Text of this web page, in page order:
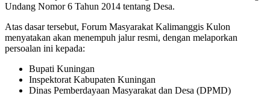
Undang Nomor 6 Tahun 2014 tentang Desa.
Atas dasar tersebut, Forum Masyarakat Kalimanggis Kulon
menyatakan akan menempuh jalur resmi, dengan melaporkan
persoalan ini kepada:
Bupati Kuningan
Inspektorat Kabupaten Kuningan
Dinas Pemberdayaan Masyarakat dan Desa (DPMD)